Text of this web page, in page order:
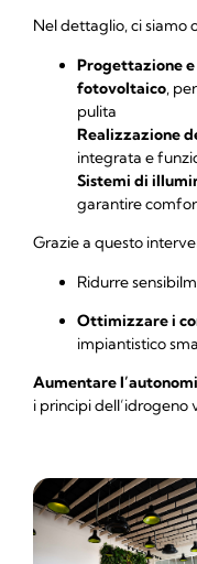
Nel dettaglio, ci siamo
Progettazione
fotovoltaico,
pulita
Realizzazione
integrata e
Sistemi di
garantire
Grazie a questo
Ridurre
Ottimizzare i
impiantistico
Aumentare
i principi dell’idrogeno